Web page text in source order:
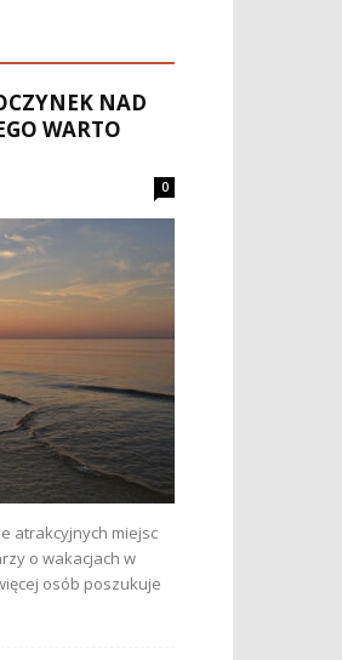
NAD
WARTO
0
atrakcyjnych miejsc
o wakacjach w
osób poszukuje